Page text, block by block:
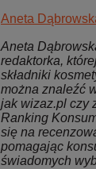
Aneta
Aneta
redaktorka,
składniki
można znaleźć
jak wizaz.pl czy
Ranking
się na
pomagając
świadomych